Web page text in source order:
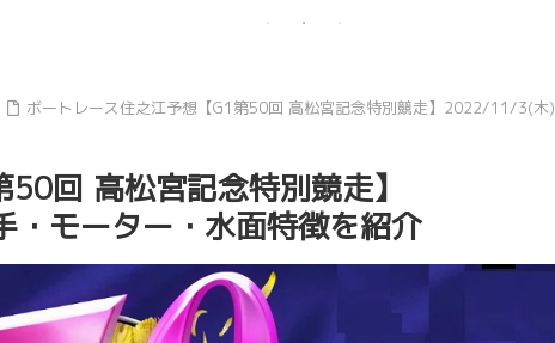
ボートレース住之江予想【G1第50回 高松宮記念特別競走】2022/11/3(木)
回 高松宮記念特別競走】
モーター・水面特徴を紹介